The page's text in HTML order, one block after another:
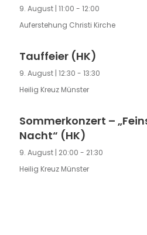
9. August | 11:00 - 12:00
Auferstehung Christi Kirche
Tauffeier (HK)
9. August | 12:30 - 13:30
Heilig Kreuz Münster
Sommerkonzert –
Nacht“ (HK)
9. August | 20:00 - 21:30
Heilig Kreuz Münster